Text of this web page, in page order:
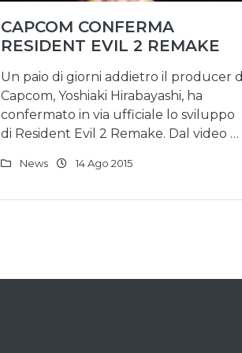
CAPCOM CONFERMA
RESIDENT EVIL 2 REMAKE
Un paio di giorni addietro il producer
Capcom, Yoshiaki Hirabayashi, ha
confermato in via ufficiale lo sviluppo
di Resident Evil 2 Remake. Dal video …
News 14 Ago 2015